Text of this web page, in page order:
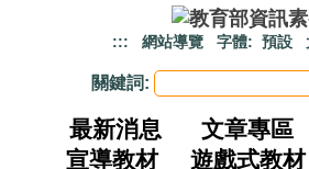
::: 網站導覽 字體: 預設
關鍵詞:
最新消息 文章專區
宣導教材
遊戲式教材